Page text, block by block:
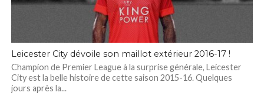
Leicester City dévoile son maillot extérieur 2016-17 !
Champion de Premier League à la surprise générale, Leicester
City est la belle histoire de cette saison 2015-16. Quelques
jours après la...